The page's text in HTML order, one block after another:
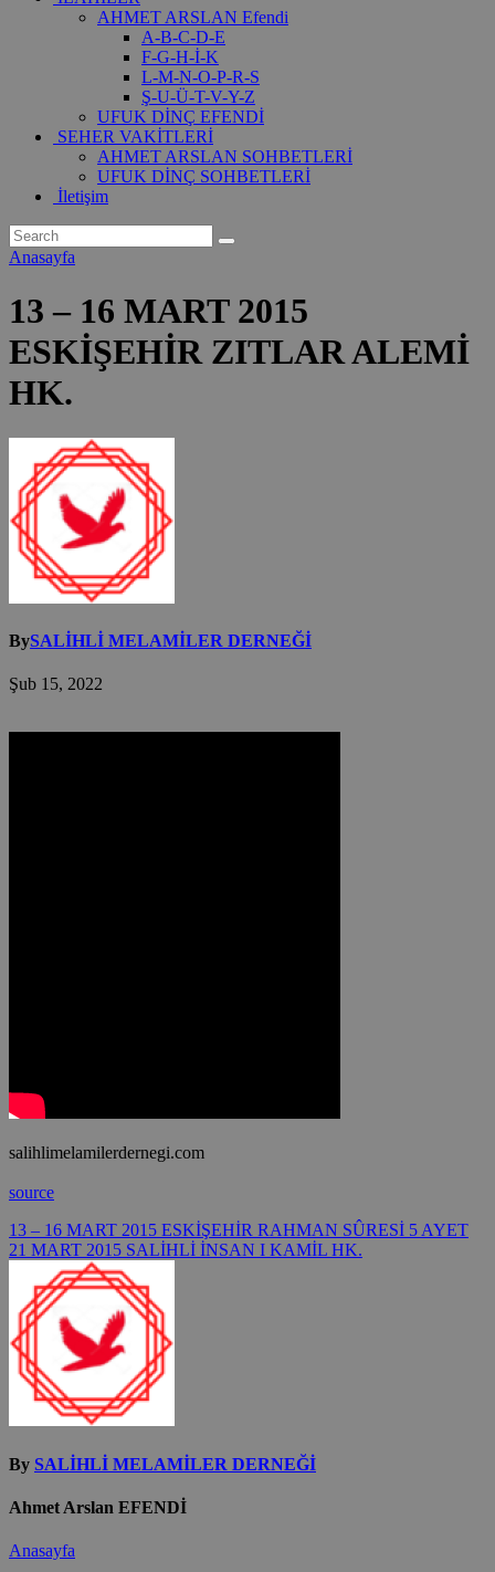
AHMET ARSLAN Efendi
A-B-C-D-E
F-G-H-İ-K
L-M-N-O-P-R-S
Ş-U-Ü-T-V-Y-Z
UFUK DİNÇ EFENDİ
SEHER VAKİTLERİ
AHMET ARSLAN SOHBETLERİ
UFUK DİNÇ SOHBETLERİ
İletişim
Anasayfa
13 – 16 MART 2015
ESKİŞEHİR ZITLAR ALEMİ
HK.
BySALİHLİ MELAMİLER DERNEĞİ
Şub 15, 2022
salihlimelamilerdernegi.com
source
Yazı
gezinmesi
13 – 16 MART 2015 ESKİŞEHİR RAHMAN SÛRESİ 5 AYET
21 MART 2015 SALİHLİ İNSAN I KAMİL HK.
By SALİHLİ MELAMİLER DERNEĞİ
Ahmet Arslan EFENDİ
Anasayfa